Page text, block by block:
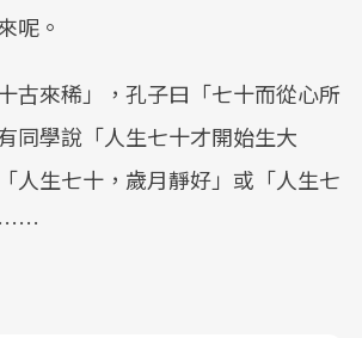
呢。
古來稀」，孔子曰「七十而從心所
同學說「人生七十才開始生大
人生七十，歲月靜好」或「人生七
……